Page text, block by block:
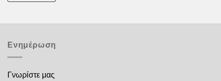
Ενημέρωση
Γνωρίστε μας